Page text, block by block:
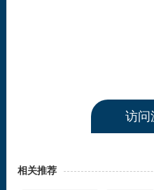
访问
相关推荐